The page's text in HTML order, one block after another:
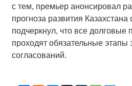
с тем, премьер анонсировал
прогноза развития Казахстана
подчеркнул, что все долговые
проходят обязательные этапы
согласований.